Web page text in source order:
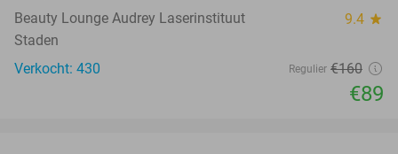
Beauty Lounge Audrey Laserinstituut 9.4 star
Staden
Verkocht: 430
Regulier €160
€89